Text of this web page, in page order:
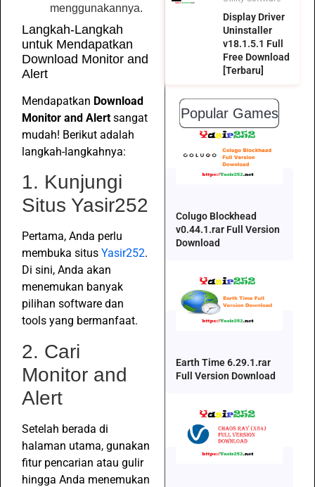
menggunakannya.
Langkah-Langkah
untuk Mendapatkan
Download Monitor and
Alert
Mendapatkan Download
Monitor and Alert sangat
mudah! Berikut adalah
langkah-langkahnya:
1. Kunjungi
Situs Yasir252
Pertama, Anda perlu
membuka situs Yasir252.
Di sini, Anda akan
menemukan banyak
pilihan software dan
tools yang bermanfaat.
2. Cari
Monitor and
Alert
Setelah berada di
halaman utama, gunakan
fitur pencarian atau gulir
hingga Anda menemukan
Display Driver
Uninstaller
v18.1.5.1 Full
Free Download
[Terbaru]
Popular Games
Colugo Blockhead
v0.44.1.rar Full Version
Download
Earth Time 6.29.1.rar
Full Version Download